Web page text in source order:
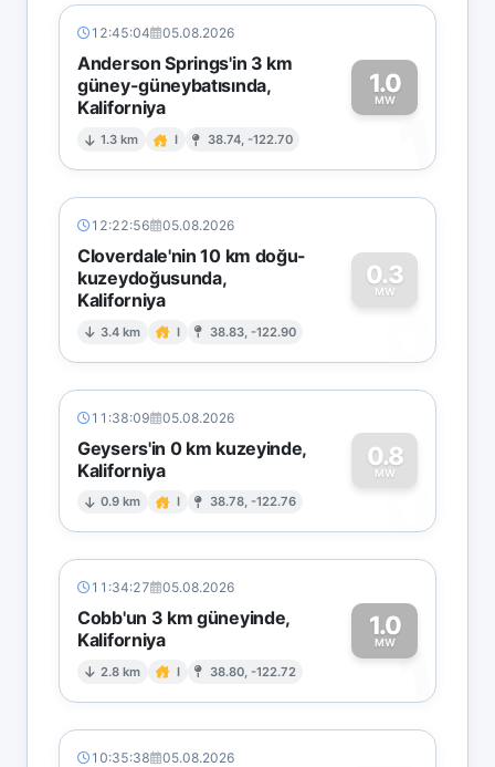
12:45:04 05.08.2026
Anderson Springs'in 3 km
güney-güneybatısında,
Kaliforniya
1.3 km I 38.74, -122.70
1.0
MW
1
12:22:56 05.08.2026
Cloverdale'nin 10 km doğu-
kuzeydoğusunda,
Kaliforniya
3.4 km I 38.83, -122.90
0.3
MW
0
11:38:09 05.08.2026
Geysers'in 0 km kuzeyinde,
Kaliforniya
0.9 km I 38.78, -122.76
0.8
MW
0
11:34:27 05.08.2026
Cobb'un 3 km güneyinde,
Kaliforniya
2.8 km I 38.80, -122.72
1.0
MW1
10:35:38 05.08.2026